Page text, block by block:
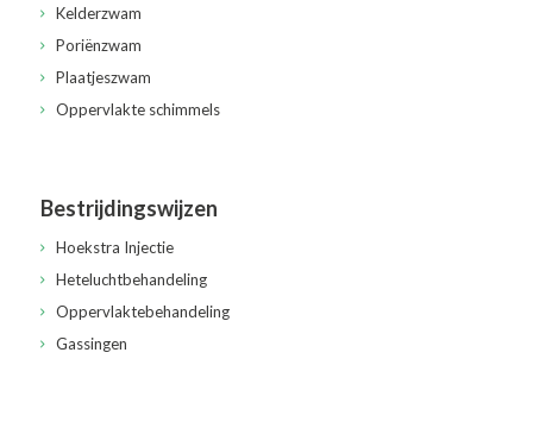
Kelderzwam
Poriënzwam
Plaatjeszwam
Oppervlakte schimmels
Bestrijdingswijzen
Hoekstra Injectie
Heteluchtbehandeling
Oppervlaktebehandeling
Gassingen